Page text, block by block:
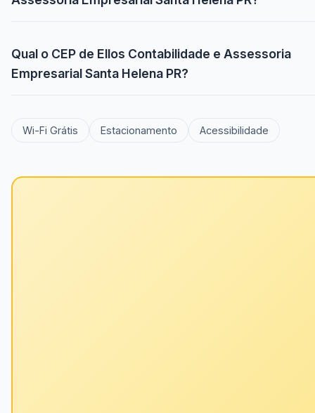
Qual o CEP de Ellos Contabilidade e Assessoria
Empresarial Santa Helena PR?
Wi-Fi Grátis Estacionamento Acessibilidade